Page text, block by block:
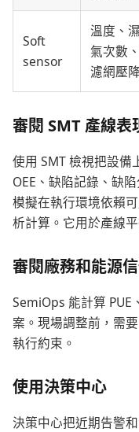
Soft
sensor
溫度、
氣次數
濾網壓
審閱 SMT 產線表
使用 SMT 檢視把設備
OEE、缺陷記錄、缺
模擬在執行環境依賴
析計算。它用於產線
審閱廠務和能源
SemiOps 能計算
案。現場調整前，需
執行約束。
使用決策中心
決策中心把近期告警